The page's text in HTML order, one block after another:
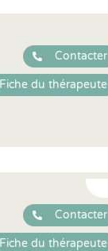
Contacter
Fiche du thérapeute
Contacter
Fiche du thérapeute